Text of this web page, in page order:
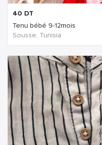
40 DT
Tenu bébé 9-12mois
Sousse, Tunisia